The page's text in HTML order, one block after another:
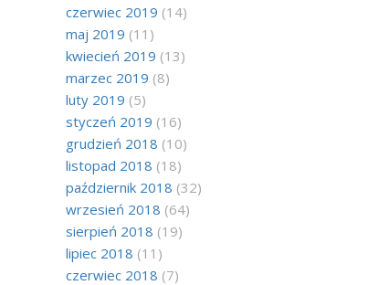
czerwiec 2019 (14)
maj 2019 (11)
kwiecień 2019 (13)
marzec 2019 (8)
luty 2019 (5)
styczeń 2019 (16)
grudzień 2018 (10)
listopad 2018 (18)
październik 2018 (32)
wrzesień 2018 (64)
sierpień 2018 (19)
lipiec 2018 (11)
czerwiec 2018 (7)